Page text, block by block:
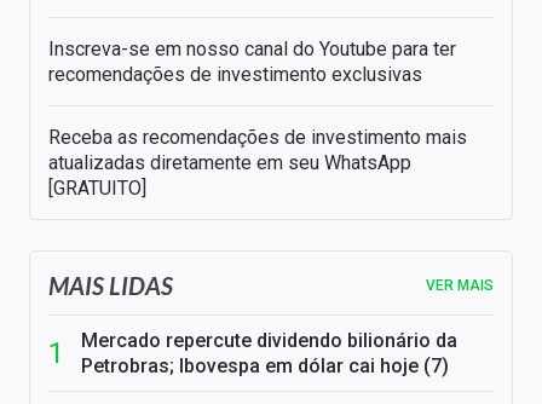
Inscreva-se em nosso canal do Youtube para ter
recomendações de investimento exclusivas
Receba as recomendações de investimento mais
atualizadas diretamente em seu WhatsApp
[GRATUITO]
MAIS LIDAS VER MAIS
Mercado repercute dividendo bilionário da
Petrobras; Ibovespa em dólar cai hoje (7)